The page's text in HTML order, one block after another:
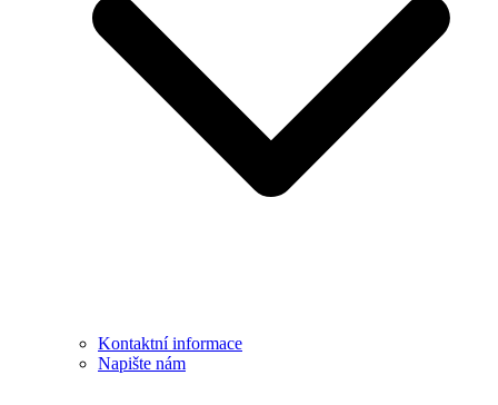
Kontaktní informace
Napište nám